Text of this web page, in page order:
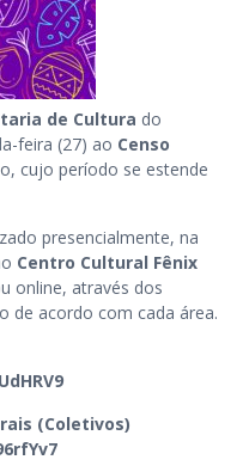
de Cultura do
feira (27) ao Censo
cujo período se estende
presencialmente, na
Centro Cultural Fênix
online, através dos
de acordo com cada área.
(Coletivos)